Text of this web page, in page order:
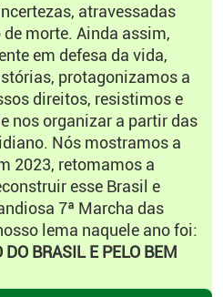
atravessadas
morte. Ainda assim,
em defesa da vida,
protagonizamos a
direitos, resistimos e
nos organizar a partir das
Nós mostramos a
2023, retomamos a
esse Brasil e
7ª Marcha das
lema naquele ano foi:
BRASIL E PELO BEM